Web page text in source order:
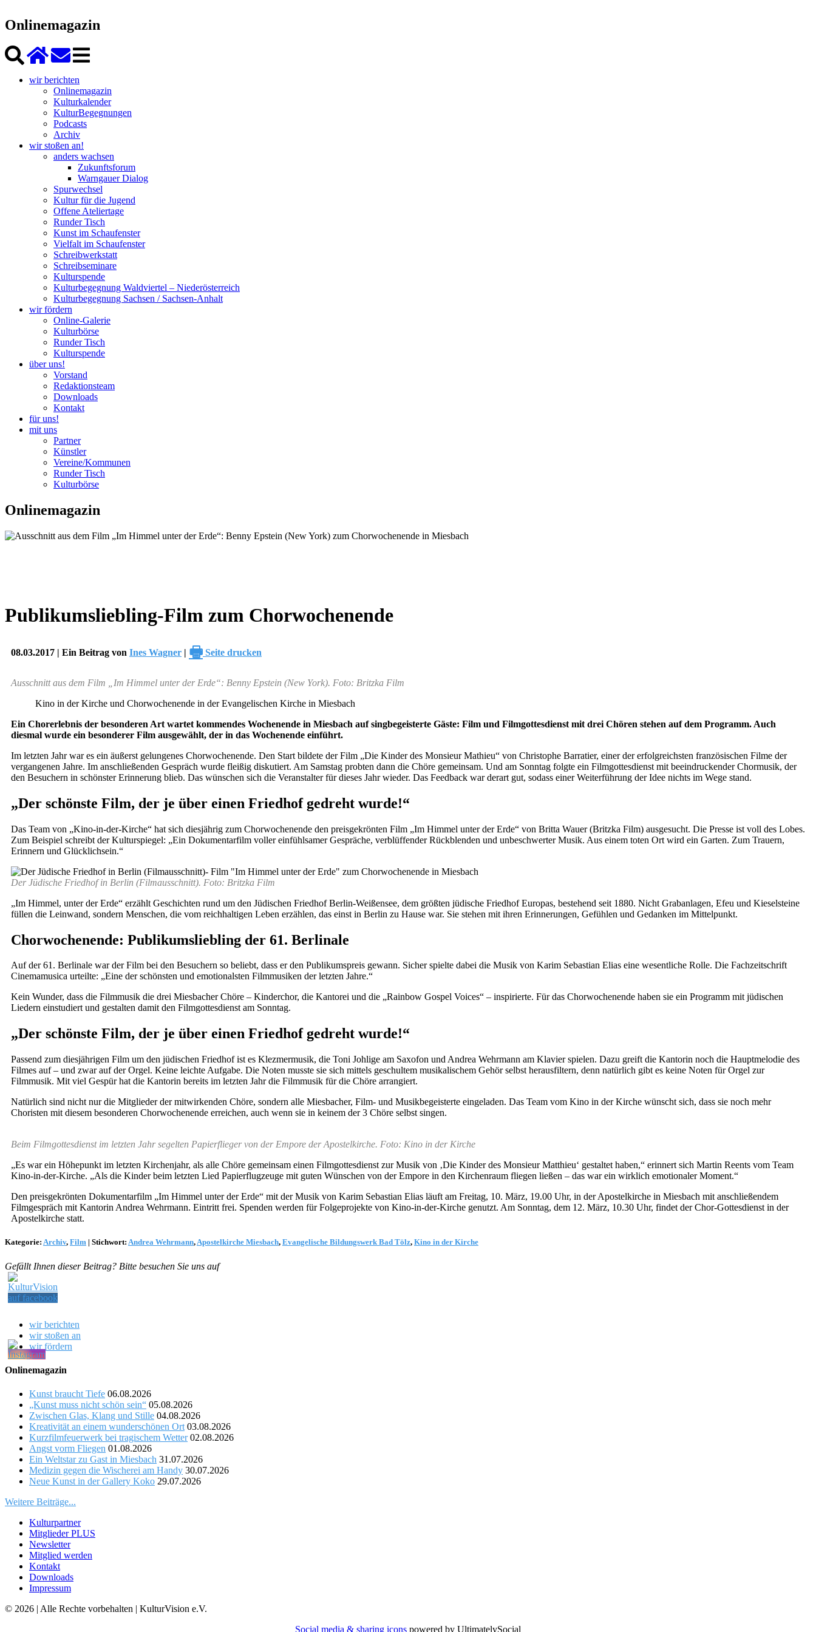
Onlinemagazin
wir berichten
Onlinemagazin
Kulturkalender
KulturBegegnungen
Podcasts
Archiv
wir stoßen an!
anders wachsen
Zukunftsforum
Warngauer Dialog
Spurwechsel
Kultur für die Jugend
Offene Ateliertage
Runder Tisch
Kunst im Schaufenster
Vielfalt im Schaufenster
Schreibwerkstatt
Schreibseminare
Kulturspende
Kulturbegegnung Waldviertel – Niederösterreich
Kulturbegegnung Sachsen / Sachsen-Anhalt
wir fördern
Online-Galerie
Kulturbörse
Runder Tisch
Kulturspende
über uns!
Vorstand
Redaktionsteam
Downloads
Kontakt
für uns!
mit uns
Partner
Künstler
Vereine/Kommunen
Runder Tisch
Kulturbörse
Onlinemagazin
Publikumsliebling-Film zum Chorwochenende
08.03.2017 | Ein Beitrag von Ines Wagner | 🖶 Seite drucken
Ausschnitt aus dem Film „Im Himmel unter der Erde“: Benny Epstein (New York). Foto: Britzka Film
Kino in der Kirche und Chorwochenende in der Evangelischen Kirche in Miesbach
Ein Chorerlebnis der besonderen Art wartet kommendes Wochenende in Miesbach auf singbegeisterte Gäste: Film und Filmgottesdienst mit drei Chören stehen auf dem Programm. Auch
diesmal wurde ein besonderer Film ausgewählt, der in das Wochenende einführt.
Im letzten Jahr war es ein äußerst gelungenes Chorwochenende. Den Start bildete der Film „Die Kinder des Monsieur Mathieu“ von Christophe Barratier, einer der erfolgreichsten französischen Filme der
vergangenen Jahre. Im anschließenden Gespräch wurde fleißig diskutiert. Am Samstag probten dann die Chöre gemeinsam. Und am Sonntag folgte ein Filmgottesdienst mit beeindruckender Chormusik, der
den Besuchern in schönster Erinnerung blieb. Das wünschen sich die Veranstalter für dieses Jahr wieder. Das Feedback war derart gut, sodass einer Weiterführung der Idee nichts im Wege stand.
„Der schönste Film, der je über einen Friedhof gedreht wurde!“
Das Team von „Kino-in-der-Kirche“ hat sich diesjährig zum Chorwochenende den preisgekrönten Film „Im Himmel unter der Erde“ von Britta Wauer (Britzka Film) ausgesucht. Die Presse ist voll des Lobes.
Zum Beispiel schreibt der Kulturspiegel: „Ein Dokumentarfilm voller einfühlsamer Gespräche, verblüffender Rückblenden und unbeschwerter Musik. Aus einem toten Ort wird ein Garten. Zum Trauern,
Erinnern und Glücklichsein.“
Der Jüdische Friedhof in Berlin (Filmausschnitt). Foto: Britzka Film
„Im Himmel, unter der Erde“ erzählt Geschichten rund um den Jüdischen Friedhof Berlin-Weißensee, dem größten jüdische Friedhof Europas, bestehend seit 1880. Nicht Grabanlagen, Efeu und Kieselsteine
füllen die Leinwand, sondern Menschen, die vom reichhaltigen Leben erzählen, das einst in Berlin zu Hause war. Sie stehen mit ihren Erinnerungen, Gefühlen und Gedanken im Mittelpunkt.
Chorwochenende: Publikumsliebling der 61. Berlinale
Auf der 61. Berlinale war der Film bei den Besuchern so beliebt, dass er den Publikumspreis gewann. Sicher spielte dabei die Musik von Karim Sebastian Elias eine wesentliche Rolle. Die Fachzeitschrift
Cinemamusica urteilte: „Eine der schönsten und emotionalsten Filmmusiken der letzten Jahre.“
Kein Wunder, dass die Filmmusik die drei Miesbacher Chöre – Kinderchor, die Kantorei und die „Rainbow Gospel Voices“ – inspirierte. Für das Chorwochenende haben sie ein Programm mit jüdischen
Liedern einstudiert und gestalten damit den Filmgottesdienst am Sonntag.
„Der schönste Film, der je über einen Friedhof gedreht wurde!“
Passend zum diesjährigen Film um den jüdischen Friedhof ist es Klezmermusik, die Toni Johlige am Saxofon und Andrea Wehrmann am Klavier spielen. Dazu greift die Kantorin noch die Hauptmelodie des
Filmes auf – und zwar auf der Orgel. Keine leichte Aufgabe. Die Noten musste sie sich mittels geschultem musikalischem Gehör selbst herausfiltern, denn natürlich gibt es keine Noten für Orgel zur
Filmmusik. Mit viel Gespür hat die Kantorin bereits im letzten Jahr die Filmmusik für die Chöre arrangiert.
Natürlich sind nicht nur die Mitglieder der mitwirkenden Chöre, sondern alle Miesbacher, Film- und Musikbegeisterte eingeladen. Das Team vom Kino in der Kirche wünscht sich, dass sie noch mehr
Choristen mit diesem besonderen Chorwochenende erreichen, auch wenn sie in keinem der 3 Chöre selbst singen.
Beim Filmgottesdienst im letzten Jahr segelten Papierflieger von der Empore der Apostelkirche. Foto: Kino in der Kirche
„Es war ein Höhepunkt im letzten Kirchenjahr, als alle Chöre gemeinsam einen Filmgottesdienst zur Musik von ‚Die Kinder des Monsieur Matthieu‘ gestaltet haben,“ erinnert sich Martin Reents vom Team
Kino-in-der-Kirche. „Als die Kinder beim letzten Lied Papierflugzeuge mit guten Wünschen von der Empore in den Kirchenraum fliegen ließen – das war ein wirklich emotionaler Moment.“
Den preisgekrönten Dokumentarfilm „Im Himmel unter der Erde“ mit der Musik von Karim Sebastian Elias läuft am Freitag, 10. März, 19.00 Uhr, in der Apostelkirche in Miesbach mit anschließendem
Filmgespräch mit Kantorin Andrea Wehrmann. Eintritt frei. Spenden werden für Folgeprojekte von Kino-in-der-Kirche genutzt. Am Sonntag, dem 12. März, 10.30 Uhr, findet der Chor-Gottesdienst in der
Apostelkirche statt.
Kategorie: Archiv, Film | Stichwort: Andrea Wehrmann,Apostelkirche Miesbach, Evangelische Bildungswerk Bad Tölz, Kino in der Kirche
Gefällt Ihnen dieser Beitrag? Bitte besuchen Sie uns auf
wir berichten
wir stoßen an
wir fördern
Onlinemagazin
Kunst braucht Tiefe 06.08.2026
„Kunst muss nicht schön sein“ 05.08.2026
Zwischen Glas, Klang und Stille 04.08.2026
Kreativität an einem wunderschönen Ort 03.08.2026
Kurzfilmfeuerwerk bei tragischem Wetter 02.08.2026
Angst vorm Fliegen 01.08.2026
Ein Weltstar zu Gast in Miesbach 31.07.2026
Medizin gegen die Wischerei am Handy 30.07.2026
Neue Kunst in der Gallery Koko 29.07.2026
Weitere Beiträge...
Kulturpartner
Mitglieder PLUS
Newsletter
Mitglied werden
Kontakt
Downloads
Impressum
© 2026 | Alle Rechte vorbehalten | KulturVision e.V.
Social media & sharing icons powered by UltimatelySocial